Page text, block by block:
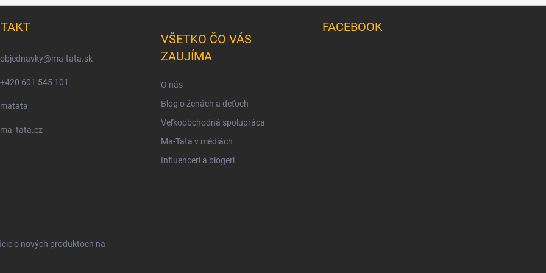
objednavky@ma-tata.sk
+420 601 545 101
matata
ma_tata.cz
VŠETKO ČO VÁS
ZAUJÍMA
O nás
Blog o ženách a deťoch
Veľkoobchodná spolupráca
Ma-Tata v médiách
Influenceri a blogeri
FACEBOOK
o nových produktoch na